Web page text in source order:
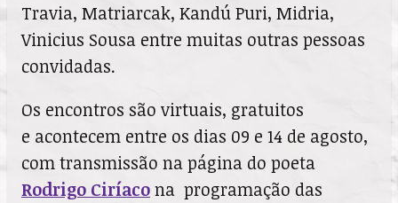
Travia, Matriarcak, Kandú Puri, Midria,
Vinicius Sousa entre muitas outras pessoas
convidadas.
Os encontros são virtuais, gratuitos
e acontecem entre os dias 09 e 14 de agosto,
comtransmissão na página do poeta
Rodrigo Ciríacona programação das